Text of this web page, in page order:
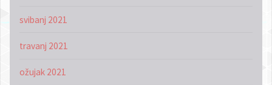
svibanj 2021
travanj 2021
ožujak 2021